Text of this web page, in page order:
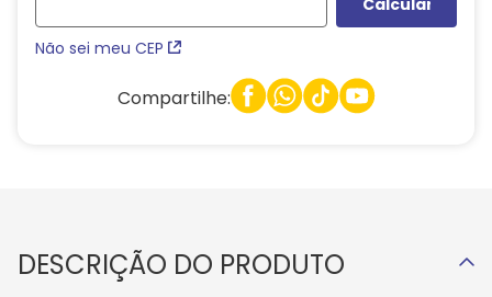
Não sei meu CEP
Compartilhe:
DESCRIÇÃO DO PRODUTO